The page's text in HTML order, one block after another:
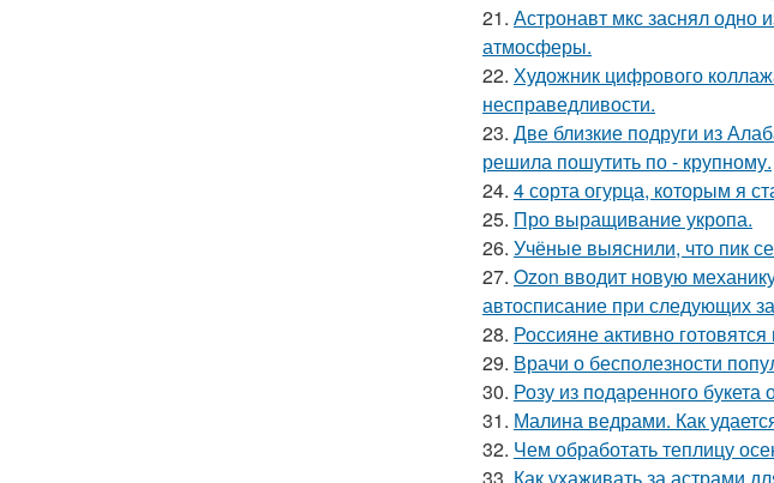
21. Астронавт мкс заснял одно
атмосферы.
22. Художник цифрового
несправедливости.
23. Две близкие подруги из
решила пошутить по - крупному.
24. 4 сорта огурца, которым я
25. Про выращивание укропа.
26. Учёные выяснили, что пик
27. Ozon вводит новую
автосписание при следующих
28. Россияне активно
29. Врачи о бесполезности
30. Розу из пoдаренного букета
31. Малина ведрами. Как
32. Чем обработать теплицу